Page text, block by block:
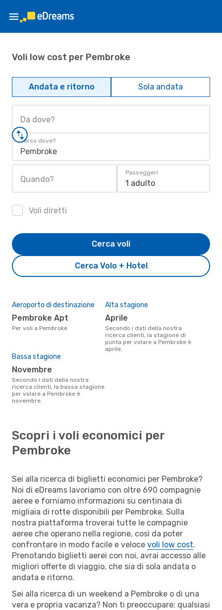
Voli low cost per Pembroke
Andata e ritorno Sola andata
Da dove?
Verso dove?
Pembroke
Quando?
Passeggeri
1 adulto
Voli diretti
Cerca Volo + Hotel
Cerca voli
Aeroporto di destinazione
Pembroke Apt
Per voli a Pembroke
Alta stagione
aprile
Secondo i dati della nostra
ricerca clienti, la stagione di
punta per volare a Pembroke è
aprile.
Bassa stagione
novembre
Secondo i dati della nostra
ricerca clienti, la bassa stagione
per volare a Pembroke è
novembre.
Scopri i voli economici per
Pembroke
Sei alla ricerca di biglietti economici per Pembroke?
Noi di eDreams lavoriamo con oltre 690 compagnie
aeree e forniamo informazioni su centinaia di
migliaia di rotte disponibili per Pembroke. Sulla
nostra piattaforma troverai tutte le compagnie
aeree che operano nella regione, così da poter
confrontare in modo facile e veloce voli low cost.
Prenotando biglietti aerei con noi, avrai accesso alle
migliori offerte di viaggio, che sia di sola andata o
andata e ritorno.
Sei alla ricerca di un weekend a Pembroke o di una
vera e propria vacanza? Non ti preoccupare: qualsiasi